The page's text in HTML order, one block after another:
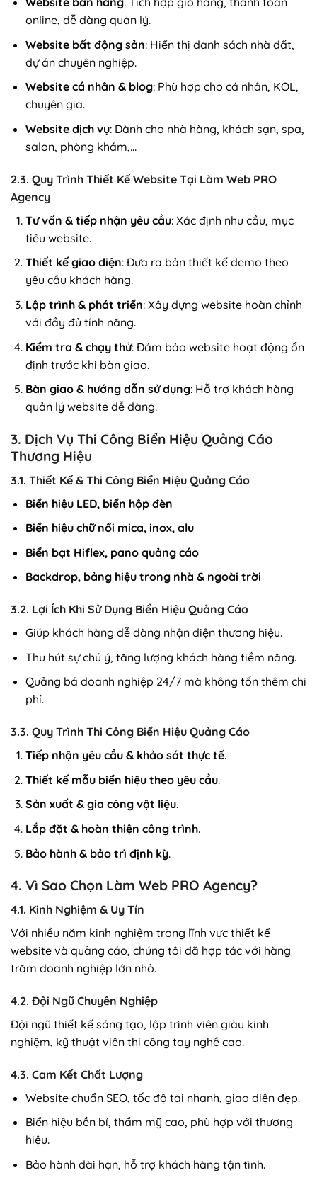
online, dễ dàng quản lý.
Website bất động sản: Hiển thị danh sách nhà đất,
dự án chuyên nghiệp.
Website cá nhân & blog: Phù hợp cho cá nhân, KOL,
chuyên gia.
Website dịch vụ: Dành cho nhà hàng, khách sạn, spa,
salon, phòng khám,…
2.3. Quy Trình Thiết Kế Website Tại Làm Web PRO
Agency
Tư vấn & tiếp nhận yêu cầu: Xác định nhu cầu, mục
tiêu website.
Thiết kế giao diện: Đưa ra bản thiết kế demo theo
yêu cầu khách hàng.
Lập trình & phát triển: Xây dựng website hoàn chỉnh
với đầy đủ tính năng.
Kiểm tra & chạy thử: Đảm bảo website hoạt động ổn
định trước khi bàn giao.
Bàn giao & hướng dẫn sử dụng: Hỗ trợ khách hàng
quản lý website dễ dàng.
3. Dịch Vụ Thi Công Biển Hiệu Quảng Cáo
Thương Hiệu
3.1. Thiết Kế & Thi Công Biển Hiệu Quảng Cáo
Biển hiệu LED, biển hộp đèn
Biển hiệu chữ nổi mica, inox, alu
Biển bạt Hiflex, pano quảng cáo
Backdrop, bảng hiệu trong nhà & ngoài trời
3.2. Lợi Ích Khi Sử Dụng Biển Hiệu Quảng Cáo
Giúp khách hàng dễ dàng nhận diện thương hiệu.
Thu hút sự chú ý, tăng lượng khách hàng tiềm năng.
Quảng bá doanh nghiệp 24/7 mà không tốn thêm chi
phí.
3.3. Quy Trình Thi Công Biển Hiệu Quảng Cáo
Tiếp nhận yêu cầu & khảo sát thực tế.
Thiết kế mẫu biển hiệu theo yêu cầu.
Sản xuất & gia công vật liệu.
Lắp đặt & hoàn thiện công trình.
Bảo hành & bảo trì định kỳ.
4. Vì Sao Chọn Làm Web PRO Agency?
4.1. Kinh Nghiệm & Uy Tín
Với nhiều năm kinh nghiệm trong lĩnh vực thiết kế
website và quảng cáo, chúng tôi đã hợp tác với hàng
trăm doanh nghiệp lớn nhỏ.
4.2. Đội Ngũ Chuyên Nghiệp
Đội ngũ thiết kế sáng tạo, lập trình viên giàu kinh
nghiệm, kỹ thuật viên thi công tay nghề cao.
4.3. Cam Kết Chất Lượng
Website chuẩn SEO, tốc độ tải nhanh, giao diện đẹp.
Biển hiệu bền bỉ, thẩm mỹ cao, phù hợp với thương
hiệu.
Bảo hành dài hạn, hỗ trợ khách hàng tận tình.